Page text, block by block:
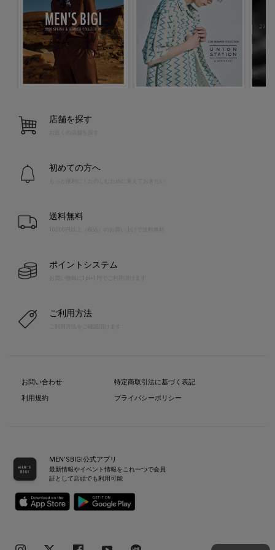
店舗を探す
お近くの店舗を探す
初めての方へ
送料無料
10,000円以上（税込）のお買い上げで送料無料
ポイントシステム
お買い物毎に1pt=1円でご利用頂けます
ご利用方法
お問い合わせ
利用規約
特定商取引法に基づく表記
プライバシーポリシー
MEN’SBIGI公式アプリ
最新情報やイベント情報をこれ一つで会員
証として店頭でも利用可能